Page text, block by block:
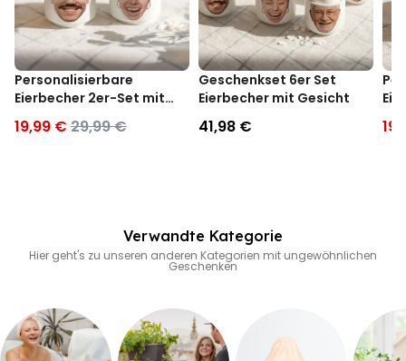
Personalisierbare
Eierbecher 2er-Set mit
Gesicht
19,99 € 29,99 €
Geschenkset 6er Set
Eierbecher mit Gesicht
41,98 €
Verwandte Kategorie
Hier geht's zu unseren anderen Kategorien mit ungewöhnlichen
Geschenken